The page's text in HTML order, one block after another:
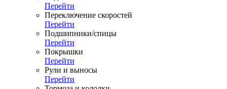
Перейти
Переключение скоростей
Перейти
Подшипники/спицы
Перейти
Покрышки
Перейти
Рули и выносы
Перейти